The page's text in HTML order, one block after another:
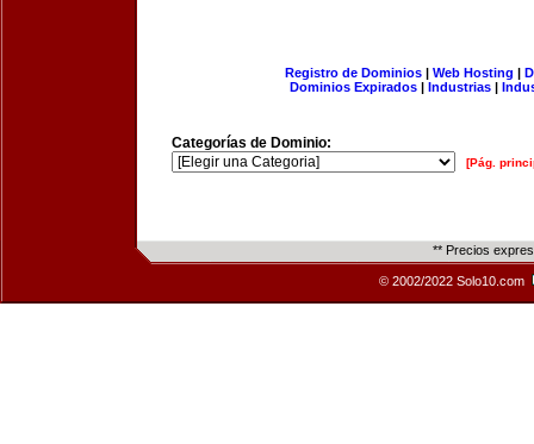
Registro de Dominios| Web Hosting |
Dominios Expirados | Industrias |
Categorías de Dominio:
[Pág.
** Precios
© 2002/2022 Solo10.com